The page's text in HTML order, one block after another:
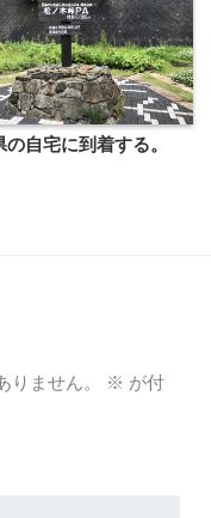
の自宅に到着する。
ません。 ※ が付